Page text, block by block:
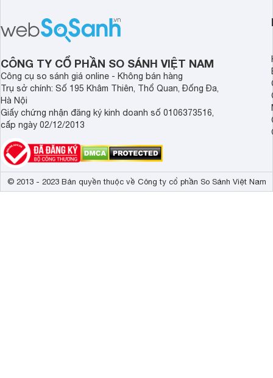
nhắc cho các gia
bán hiện đã giảm
CÔNG TY CỔ PHẦN SO SÁNH VIỆT NAM
Công cụ so sánh giá online - Không bán hàng
Trụ sở chính: Số 195 Khâm Thiên, Thổ Quan, Đống Đa,
Hà Nội
Giấy chứng nhận đăng ký kinh doanh số 0106373516,
cấp ngày 02/12/2013
© 2013 - 2023 Bản quyền thuộc về Công ty cổ phần So Sánh Việt Nam